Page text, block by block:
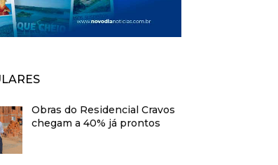
Obras do Residencial Cravos
chegam a 40% já prontos